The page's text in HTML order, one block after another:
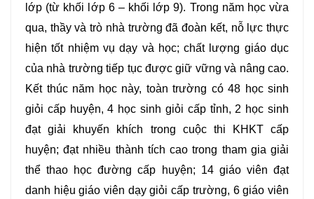
lớp (từ khối lớp 6 – khối lớp 9). Trong năm học vừa
qua, thầy và trò nhà trường đã đoàn kết, nỗ lực thực
hiện tốt nhiệm vụ dạy và học; chất lượng giáo dục
của nhà trường tiếp tục được giữ vững và nâng cao.
Kết thúc năm học này, toàn trường có 48 học sinh
giỏi cấp huyện, 4 học sinh giỏi cấp tỉnh, 2 học sinh
đạt giải khuyến khích trong cuộc thi KHKT cấp
huyện; đạt nhiều thành tích cao trong tham gia giải
thể thao học đường cấp huyện; 14 giáo viên đạt
danh hiệu giáo viên dạy giỏi cấp trường, 6 giáo viên